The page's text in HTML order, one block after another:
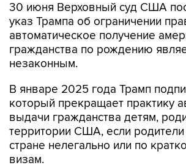
30 июня Верховный суд США
указ Трампа об ограничении
автоматическое получение
гражданства по рождению
незаконным.
В январе 2025 года Трамп
который прекращает практику
выдачи гражданства детям,
территории США, если родители
стране нелегально или по
визам.